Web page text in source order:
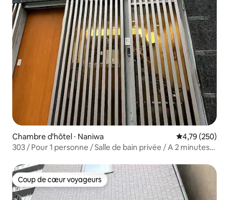
Chambre d'hôtel ⋅ Naniwa Évaluation
4,79 (250)
303 / Pour 1 personne / Salle de bain privée / A 2 minutes
Tsūtenkaku / A 50 minutes de l'aéroport du Kansai /
Orange
Coup de cœur voyageurs
Coup de cœur voyageurs